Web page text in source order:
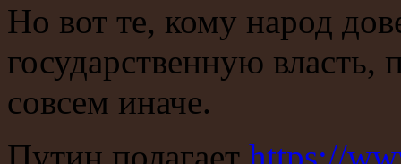
Но вот те, кому народ
государственную власть,
совсем иначе.
Путин полагает https://